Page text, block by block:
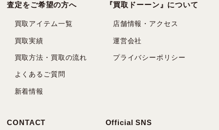
査定をご希望の方へ
買取アイテム一覧
買取実績
買取方法・買取の流れ
よくあるご質問
新着情報
『買取ドーーン』について
店舗情報・アクセス
運営会社
プライバシーポリシー
CONTACT Official SNS